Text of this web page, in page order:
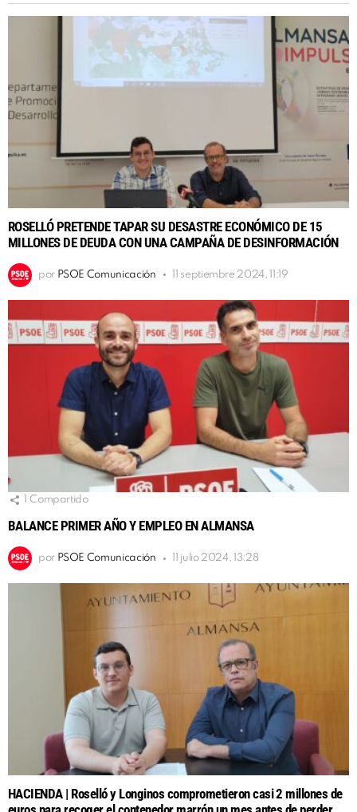
ROSELLÓ PRETENDE TAPAR SU DESASTRE ECONÓMICO DE 15
MILLONES DE DEUDA CON UNA CAMPAÑA DE DESINFORMACIÓN
por PSOE Comunicación 11 septiembre 2024, 11:19
Compartido
BALANCE PRIMER AÑO Y EMPLEO EN ALMANSA
por PSOE Comunicación 11 julio 2024, 13:28
HACIENDA | Roselló y Longinos comprometieron casi 2 millones de